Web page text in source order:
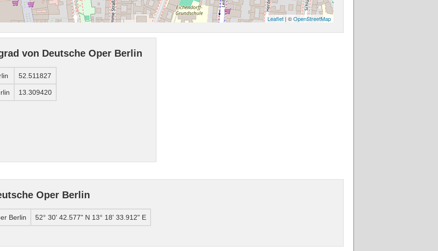
Leaflet | ©OpenStreetMap
von Deutsche Oper Berlin
52.511827
13.309420
Oper Berlin
Berlin 52° 30' 42.577" N 13° 18' 33.912" E